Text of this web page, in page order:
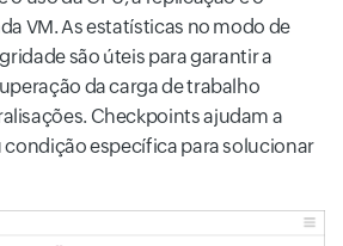
VM. As estatísticas no modo de
são úteis para garantir a
da carga de trabalho
Checkpoints ajudam a
condição específica para solucionar